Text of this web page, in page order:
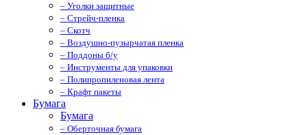
– Уголки защитные
– Стрейч-пленка
– Скотч
– Воздушно-пузырчатая пленка
– Поддоны б/у
– Инструменты для упаковки
– Полипропиленовая лента
– Крафт пакеты
Бумага
Бумага
– Оберточная бумага